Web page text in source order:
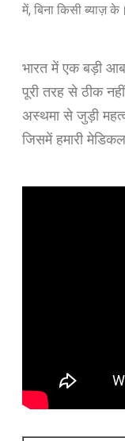
में, बिना किसी ब्याज़ के।
भारत में एक बड़ी
पूरी तरह से ठीक
अस्थमा से जुड़ी
जिसमें हमारी